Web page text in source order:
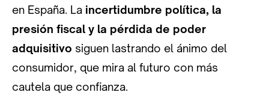
en España. La incertidumbre política, la
presión fiscal y la pérdida de poder
adquisitivo siguen lastrando el ánimo del
consumidor, que mira al futuro con más
cautela que confianza.